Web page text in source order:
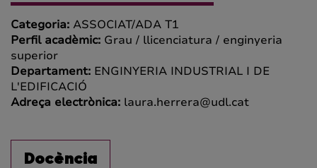
Categoria: ASSOCIAT/ADA T1
Perfil acadèmic: Grau / llicenciatura / enginyeria
superior
Departament: ENGINYERIA INDUSTRIAL I DE
L'EDIFICACIÓ
Adreça electrònica: laura.herrera@udl.cat
Docència